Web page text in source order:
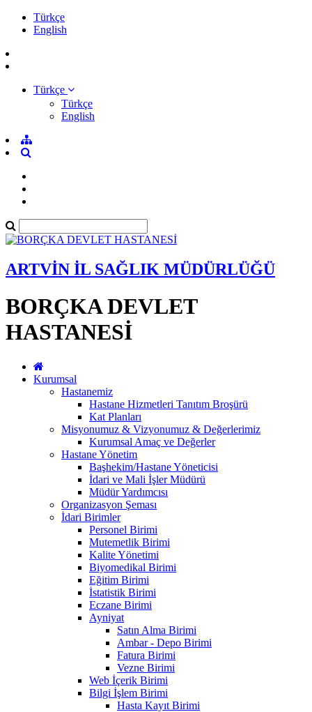
Türkçe
English
Türkçe
Türkçe
English
ARTVİN İL SAĞLIK MÜDÜRLÜĞÜ
BORÇKA DEVLET
HASTANESİ
Kurumsal
Hastanemiz
Hastane Hizmetleri Tanıtım Broşürü
Kat Planları
Misyonumuz & Vizyonumuz & Değerlerimiz
Kurumsal Amaç ve Değerler
Hastane Yönetim
Başhekim/Hastane Yöneticisi
İdari ve Mali İşler Müdürü
Müdür Yardımcısı
Organizasyon Şeması
İdari Birimler
Personel Birimi
Mutemetlik Birimi
Kalite Yönetimi
Biyomedikal Birimi
Eğitim Birimi
İstatistik Birimi
Eczane Birimi
Ayniyat
Satın Alma Birimi
Ambar - Depo Birimi
Fatura Birimi
Vezne Birimi
Web İçerik Birimi
Bilgi İşlem Birimi
Hasta Kayıt Birimi